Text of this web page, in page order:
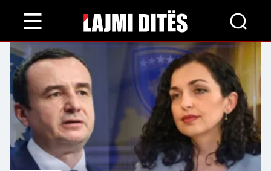
content